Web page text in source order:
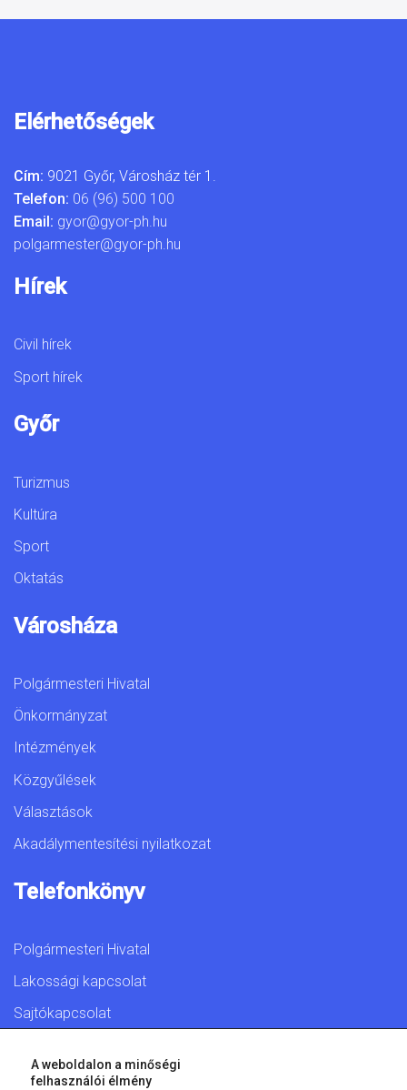
Elérhetőségek
Cím: 9021 Győr, Városház tér 1.
Telefon: 06 (96) 500 100
Email: gyor@gyor-ph.hu
polgarmester@gyor-ph.hu
Hírek
Civil hírek
Sport hírek
Győr
Turizmus
Kultúra
Sport
Oktatás
Városháza
Polgármesteri Hivatal
Önkormányzat
Intézmények
Közgyűlések
Választások
Akadálymentesítési nyilatkozat
Telefonkönyv
Polgármesteri Hivatal
Lakossági kapcsolat
Sajtókapcsolat
A weboldalon a minőségi
felhasználói élmény